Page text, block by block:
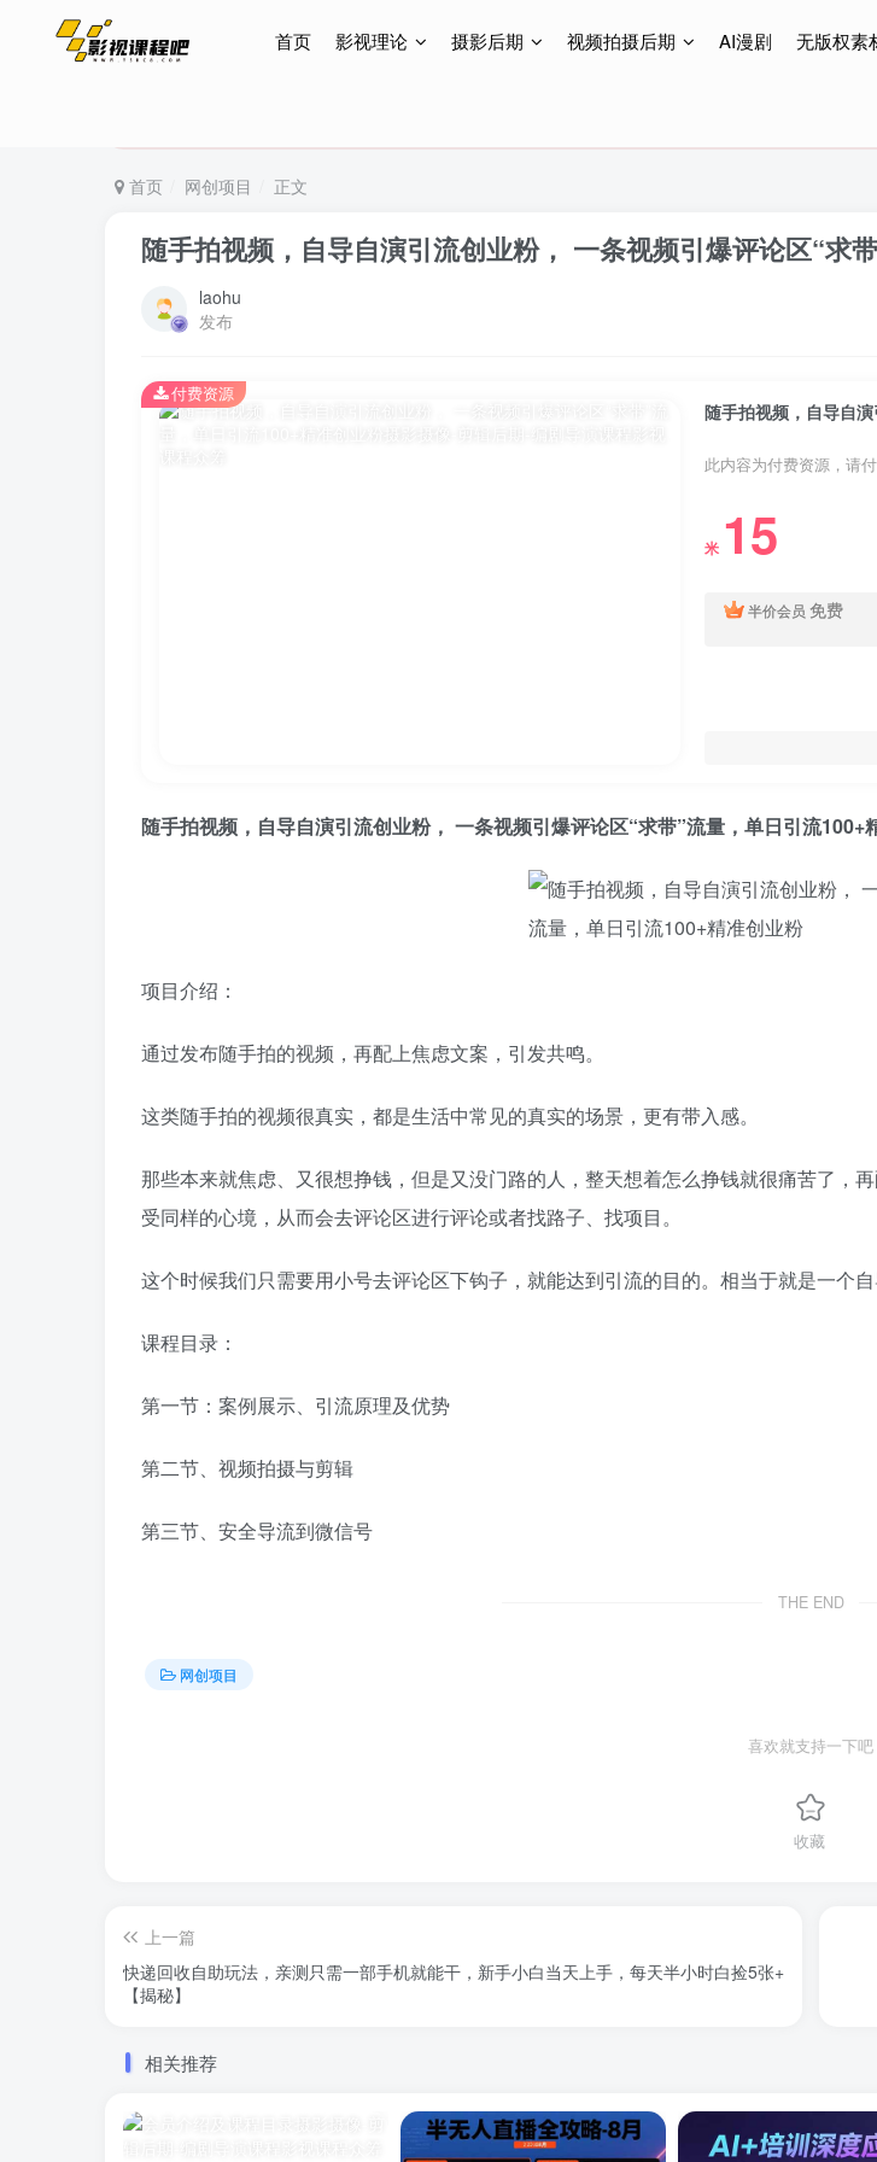
首页 影视理论 摄影后期 视频拍摄后期 AI漫剧 无版权素
特惠终身会员299元，网站所有内容都可观看，终身免费更新
首页 网创项目 正文
随手拍视频，自导自演引流创业粉， 一条视频引爆评论区“求
laohu
发布
随手拍视频，自导自
此内容为付费资源，请
米 15
半价会员 免费
付费资源
随手拍视频，自导自演引流创业粉， 一条视频引爆评论区“求带”流量，单日引流100+
项目介绍：
通过发布随手拍的视频，再配上焦虑文案，引发共鸣。
这类随手拍的视频很真实，都是生活中常见的真实的场景，更有带入感。
那些本来就焦虑、又很想挣钱，但是又没门路的人，整天想着怎么挣钱就很痛苦了，
受同样的心境，从而会去评论区进行评论或者找路子、找项目。
这个时候我们只需要用小号去评论区下钩子，就能达到引流的目的。相当于就是一个自
课程目录：
第一节：案例展示、引流原理及优势
第二节、视频拍摄与剪辑
第三节、安全导流到微信号
THE END
网创项目
喜欢就支持一下吧
收藏
上一篇
快递回收自助玩法，亲测只需一部手机就能干，新手小白当天上手，每天半小时白捡5张+
【揭秘】
相关推荐